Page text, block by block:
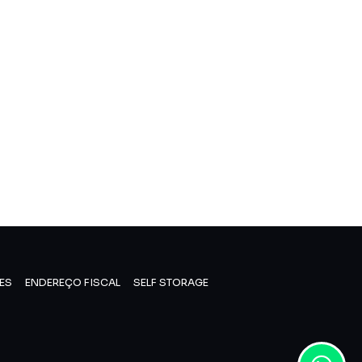
ENDEREÇO FISCAL SELF STORAGE